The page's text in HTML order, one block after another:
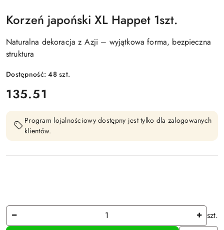
Korzeń japoński XL Happet 1szt.
Naturalna dekoracja z Azji – wyjątkowa forma, bezpieczna
struktura
Dostępność:48szt.
cena:
135.51
Program lojalnościowy dostępny jest tylko dla zalogowanych
klientów.
Ilość
szt.